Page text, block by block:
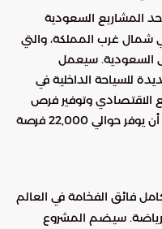
المشاريع السعودية
شمال غرب المملكة، والتي
السعودية. سيعمل
للسياحة الداخلية في
الاقتصادي وتوفير فرص
عمل عالية القيمة، حيث من المتوقع أن يوفر حوالي 22,000 فرصة
فائق الفخامة في العالم
سيضم المشروع